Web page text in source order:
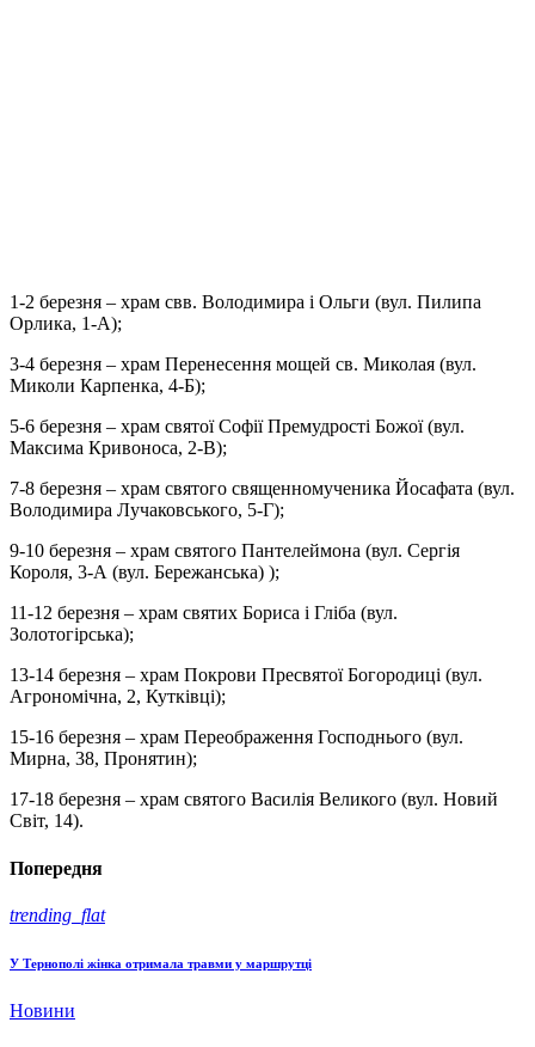
1-2 березня – храм свв. Володимира і Ольги (вул. Пилипа
Орлика, 1-А);
3-4 березня – храм Перенесення мощей св. Миколая (вул.
Миколи Карпенка, 4-Б);
5-6 березня – храм святої Софії Премудрості Божої (вул.
Максима Кривоноса, 2-В);
7-8 березня – храм святого священномученика Йосафата (вул.
Володимира Лучаковського, 5-Г);
9-10 березня – храм святого Пантелеймона (вул. Сергія
Короля, 3-А (вул. Бережанська) );
11-12 березня – храм святих Бориса і Гліба (вул.
Золотогірська);
13-14 березня – храм Покрови Пресвятої Богородиці (вул.
Агрономічна, 2, Кутківці);
15-16 березня – храм Переображення Господнього (вул.
Мирна, 38, Пронятин);
17-18 березня – храм святого Василія Великого (вул. Новий
Світ, 14).
Попередня
trending_flat
У Тернополі жінка отримала травми у маршрутці
Новини